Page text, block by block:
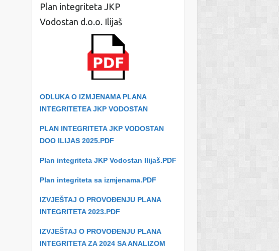
Plan integriteta JKP
Vodostan d.o.o. Ilijaš
ODLUKA O IZMJENAMA PLANA
INTEGRITETEA JKP VODOSTAN
PLAN INTEGRITETA JKP VODOSTAN
DOO ILIJAS 2025.PDF
Plan integriteta JKP Vodostan Ilijaš.PDF
Plan integriteta sa izmjenama.PDF
IZVJEŠTAJ O PROVOĐENJU PLANA
INTEGRITETA 2023.PDF
IZVJEŠTAJ O PROVOĐENJU PLANA
INTEGRITETA ZA 2024 SA ANALIZOM